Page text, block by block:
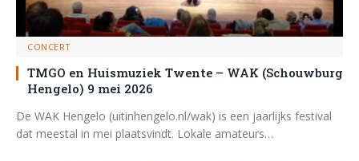
CONCERT
TMGO en Huismuziek Twente – WAK (Schouwburg
Hengelo) 9 mei 2026
De WAK Hengelo (uitinhengelo.nl/wak) is een jaarlijks festival
dat meestal in mei plaatsvindt. Lokale amateurs…